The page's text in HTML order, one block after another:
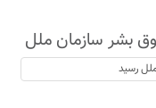
بشر سازمان ملل